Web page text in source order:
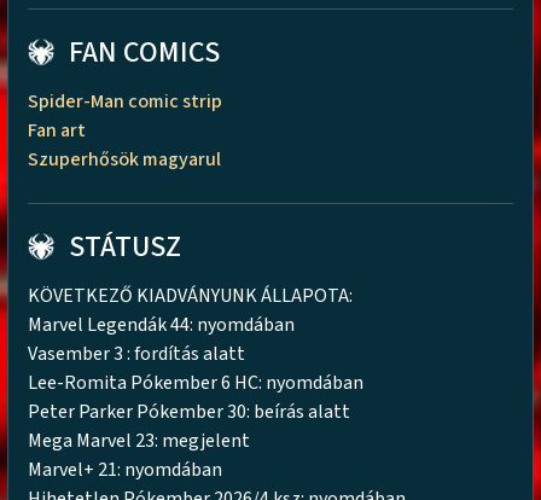
FAN COMICS
Spider-Man comic strip
Fan art
Szuperhősök magyarul
STÁTUSZ
KÖVETKEZŐ KIADVÁNYUNK ÁLLAPOTA:
Marvel Legendák 44: nyomdában
Vasember 3 : fordítás alatt
Lee-Romita Pókember 6 HC: nyomdában
Peter Parker Pókember 30: beírás alatt
Mega Marvel 23: megjelent
Marvel+ 21: nyomdában